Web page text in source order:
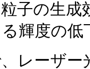
子の生
輝度の
レーザー